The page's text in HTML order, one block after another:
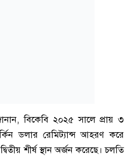
বিকেবি ২০২৫ সালে প্রায় ৩
ডলার রেমিট্যান্স আহরণ করে
শীর্ষ স্থান অর্জন করেছে। চলতি